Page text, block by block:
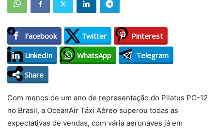
Facebook Twitter
Pinterest
LinkedIn
WhatsApp
Telegram
Share
Com menos de um ano de representação do Pilatus PC-12
no Brasil, a OceanAir Táxi Aéreo superou todas as
expectativas de vendas, com vária aeronaves já em